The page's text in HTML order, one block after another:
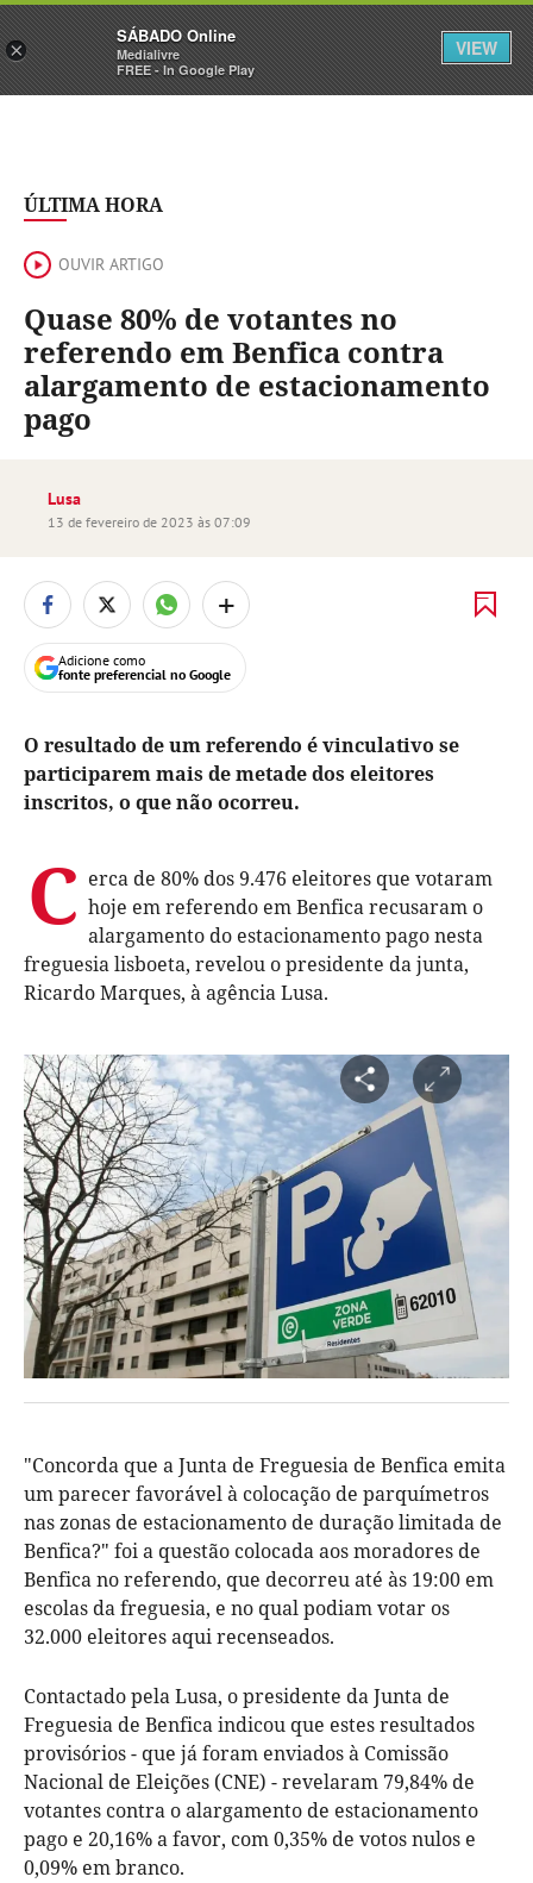
Sábado Assine Iniciar Sessão
ÚLTIMA HORA
OUVIR ARTIGO
Quase 80% de votantes no
referendo em Benfica contra
alargamento de estacionamento
pago
Lusa
13 de fevereiro de 2023 às 07:09
+
Adicione como
fonte preferencial no Google
O resultado de um referendo é vinculativo se
participarem mais de metade dos eleitores
inscritos, o que não ocorreu.
C erca de 80% dos 9.476 eleitores que votaram
hoje em referendo em Benfica recusaram o
alargamento do estacionamento pago nesta
freguesia lisboeta, revelou o presidente da junta,
Ricardo Marques, à agência Lusa.
"Concorda que a Junta de Freguesia de Benfica emita
um parecer favorável à colocação de parquímetros
nas zonas de estacionamento de duração limitada de
Benfica?" foi a questão colocada aos moradores de
Benfica no referendo, que decorreu até às 19:00 em
escolas da freguesia, e no qual podiam votar os
32.000 eleitores aqui recenseados.
Contactado pela Lusa, o presidente da Junta de
Freguesia de Benfica indicou que estes resultados
provisórios - que já foram enviados à Comissão
Nacional de Eleições (CNE) - revelaram 79,84% de
votantes contra o alargamento de estacionamento
pago e 20,16% a favor, com 0,35% de votos nulos e
0,09% em branco.
×
SÁBADO Online
Medialivre
FREE - In Google Play
VIEW